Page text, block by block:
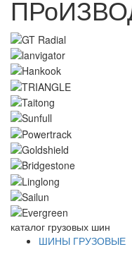
каталог грузовых шин
ШИНЫ ГРУЗОВЫЕ